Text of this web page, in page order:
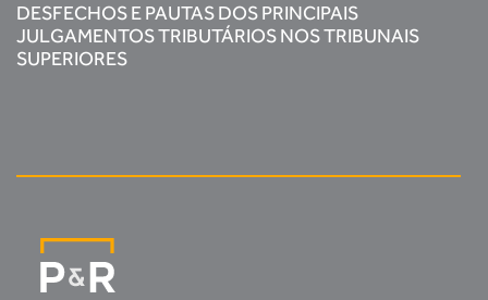
DESFECHOS E PAUTAS DOS PRINCIPAIS
JULGAMENTOS TRIBUTÁRIOS NOS TRIBUNAIS
SUPERIORES